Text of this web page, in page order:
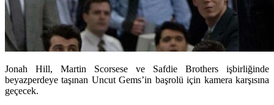
Jonah Hill, Martin Scorsese ve Safdie Brothers işbirliğinde
beyazperdeye taşınan Uncut Gems’in başrolü için kamera karşısına
geçecek.